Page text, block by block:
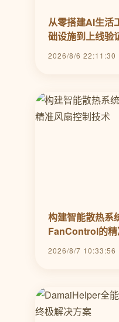
从零搭建AI生活
础设施到上线验
2026/8/6 22:11:30
构建智能散热系
FanControl的
2026/8/7 10:33:56